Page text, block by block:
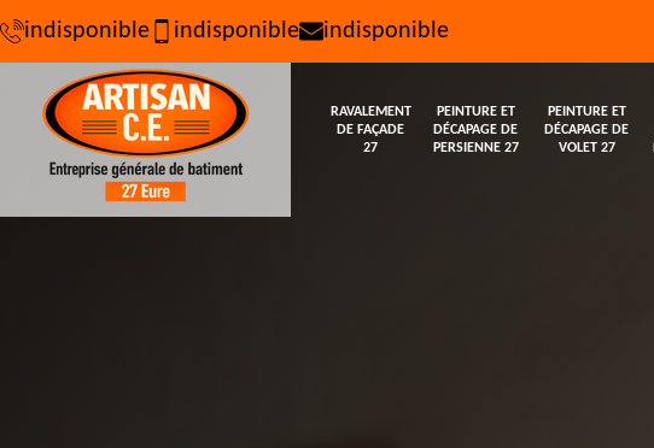
indisponible indisponible indisponible
RAVALEMENT
DE FAÇADE
27
PEINTURE ET
DÉCAPAGE DE
PERSIENNE 27
PEINTURE ET
DÉCAPAGE DE
VOLET 27